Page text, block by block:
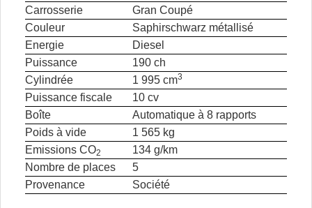
Carrosserie
Gran Coupé
Couleur
Saphirschwarz métallisé
Energie
Diesel
Puissance
190 ch
Cylindrée
1 995 cm3
Puissance fiscale
10 cv
Boîte
Automatique à 8 rapports
Poids à vide
1 565 kg
Emissions CO2
134 g/km
Nombre de places
5
Provenance
Société